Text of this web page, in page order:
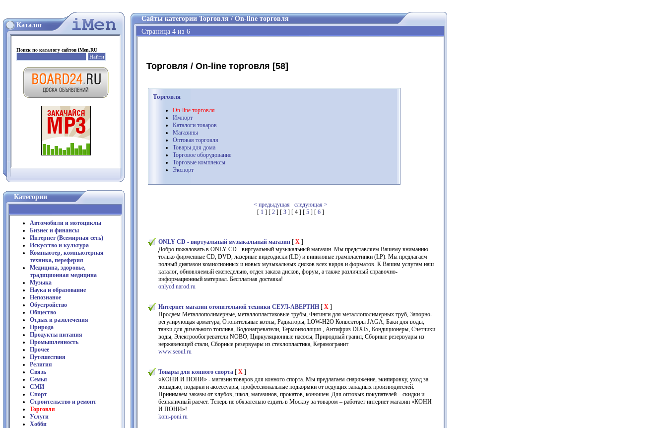
Каталог
Поиск по каталогу сайтов iMen.RU
Категории
Автомобили и мотоциклы
Бизнес и финансы
Интернет (Всемирная сеть)
Искусство и культура
Компьютер, компьютерная
техника, переферия
Медицина, здоровье,
традиционная медицина
Музыка
Наука и образование
Непознаное
Обустройство
Общество
Отдых и развлечения
Природа
Продукты питания
Промышленность
Прочее
Путешествия
Религия
Связь
Семья
СМИ
Спорт
Строительство и ремонт
Торговля
Услуги
Хобби
Сайты категории Торговля / On-line торговля
Страница 4 из 6
Торговля / On-line торговля [58]
Торговля
On-line торговля
Импорт
Каталоги товаров
Магазины
Оптовая торговля
Товары для дома
Торговое оборудование
Торговые комплексы
Экспорт
< предыдущая
следующая >
[1 ] [2 ] [3 ] [ 4 ] [5 ] [6 ]
ONLY CD - виртуальный музыкальный магазин [ X ]
Добро пожаловать в ONLY CD - виртуальный музыкальный магазин. Мы представляем Вашему вниманию
только фирменные CD, DVD, лазерные видеодиски (LD) и виниловые грампластинки (LP). Мы предлагаем
полный диапазон комиссионных и новых музыкальных дисков всех видов и форматов. К Вашим услугам наш
каталог, обновляемый еженедельно, отдел заказа дисков, форум, а также различный справочно-
информационный материал. Бесплатная доставка!
onlycd.narod.ru
Интернет магазин отопительной техники СЕУЛ-АВЕРТИН [ X ]
Продаем Металлополимерные, металлопластиковые трубы, Фитинги для металлополимерных труб, Запорно-
регулирующая арматура, Отопительные котлы, Радиаторы, LOW-H2O Конвекторы JAGA, Баки для воды,
танки для дизельного топлива, Водонагреватели, Термоизоляция , Антифриз DIXIS, Кондиционеры, Счетчики
воды, Электрообогреватели NOBO, Циркуляционные насосы, Природный гранит, Сборные резервуары из
нержавеющей стали, Сборные резервуары из стеклопластика, Керамогранит
www.seoul.ru
Товары для конного спорта [ X ]
«КОНИ И ПОНИ» - магазин товаров для конного спорта. Мы предлагаем снаряжение, экипировку, уход за
лошадью, подарки и аксессуары, профессиональные подкормки от ведущих западных производителей.
Принимаем заказы от клубов, школ, магазинов, прокатов, конюшен. Для оптовых покупателей – скидки и
безналичный расчет. Теперь не обязательно ездить в Москву за товаром – работает интернет магазин «КОНИ
И ПОНИ»!
koni-poni.ru